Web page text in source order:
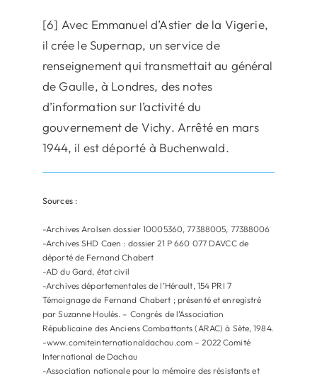
[6] Avec Emmanuel d’Astier de la Vigerie,
il crée le Supernap, un service de
renseignement qui transmettait au général
de Gaulle, à Londres, des notes
d’information sur l’activité du
gouvernement de Vichy. Arrêté en mars
1944, il est déporté à Buchenwald.
Sources :
-Archives Arolsen dossier 10005360, 77388005, 77388006
-Archives SHD Caen : dossier 21 P 660 077 DAVCC de
déporté de Fernand Chabert
-AD du Gard, état civil
-Archives départementales de l’Hérault, 154 PRI 7
Témoignage de Fernand Chabert ; présenté et enregistré
par Suzanne Houlès. – Congrés de l’Association
Républicaine des Anciens Combattants (ARAC) à Sète, 1984.
-www.comiteinternationaldachau.com – 2022 Comité
International de Dachau
-Association nationale pour la mémoire des résistants et